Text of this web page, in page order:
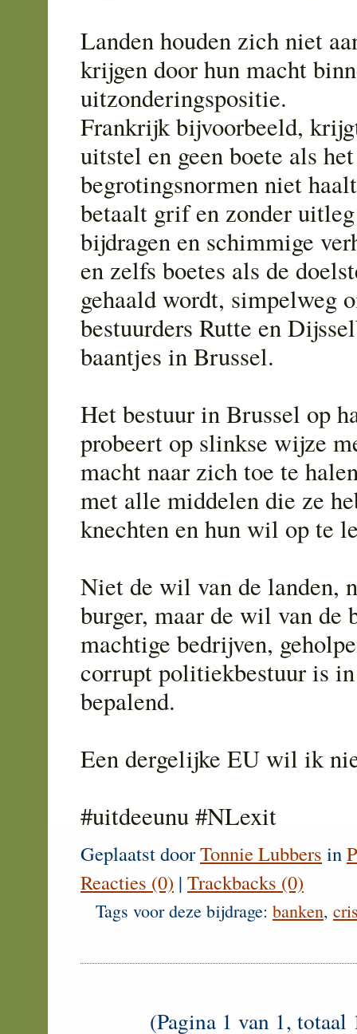
Landen houden zich niet
krijgen door hun macht
uitzonderingspositie.
Frankrijk bijvoorbeeld,
uitstel en geen boete als
begrotingsnormen niet
betaalt grif en zonder
bijdragen en schimmige
en zelfs boetes als de
gehaald wordt, simpelweg
bestuurders Rutte en
baantjes in Brussel.
Het bestuur in Brussel op
probeert op slinkse wijze
macht naar zich toe te
met alle middelen die ze
knechten en hun wil op te
Niet de wil van de landen,
burger, maar de wil van de
machtige bedrijven,
corrupt politiekbestuur is
bepalend.
Een dergelijke EU wil ik
#uitdeeunu #NLexit
Geplaatst doorTonnie Lubbers in
Reacties (0) | Trackbacks (0)
Tags voor deze bijdrage: banken,
(Pagina 1 van 1,